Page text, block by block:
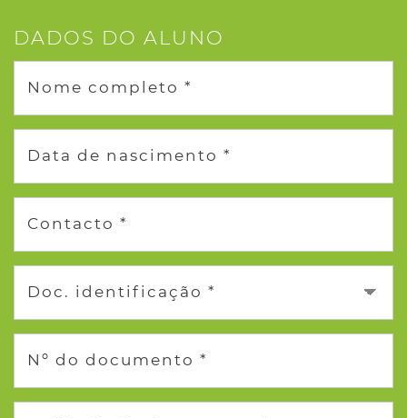
DADOS DO ALUNO
Nome completo *
Data de nascimento *
Contacto *
Doc. identificação *
Nº do documento *